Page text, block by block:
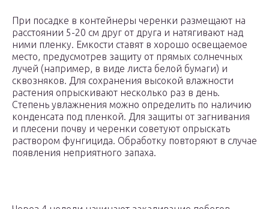
При посадке в контейнеры черенки размещают на
расстоянии 5-20 см друг от друга и натягивают над
ними пленку. Емкости ставят в хорошо освещаемое
место, предусмотрев защиту от прямых солнечных
лучей (например, в виде листа белой бумаги) и
сквозняков. Для сохранения высокой влажности
растения опрыскивают несколько раз в день.
Степень увлажнения можно определить по наличию
конденсата под пленкой. Для защиты от загнивания
и плесени почву и черенки советуют опрыскать
раствором фунгицида. Обработку повторяют в случае
появления неприятного запаха.